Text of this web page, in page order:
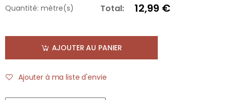
Quantité: mètre(s) Total: 12,99 €
AJOUTER AU PANIER
Ajouter à ma liste d'envie